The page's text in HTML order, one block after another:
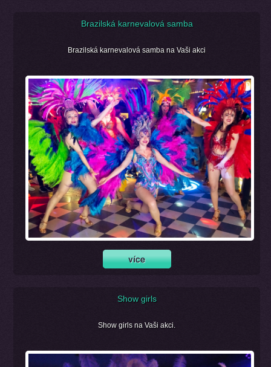
Brazilská karnevalová samba
Brazilská karnevalová samba na Vaši akci
Show girls
Show girls na Vaši akci.